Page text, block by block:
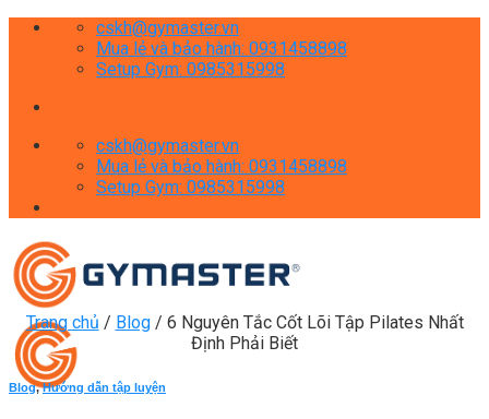
Skip
cskh@gymaster.vn
Mua lẻ và bảo hành: 0931458898
Setup Gym: 0985315998
cskh@gymaster.vn
Mua lẻ và bảo hành: 0931458898
Setup Gym: 0985315998
Trang chủ / Blog / 6 Nguyên Tắc Cốt Lõi Tập Pilates Nhất
Định Phải Biết
Blog,Hướng dẫn tập luyện